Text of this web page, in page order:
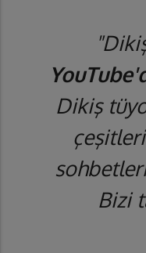
Dikiş
Bizi